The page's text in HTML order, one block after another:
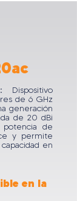
Dispositivo
de 6 GHz
generación
de 20 dBi
de
y permite
en
en la